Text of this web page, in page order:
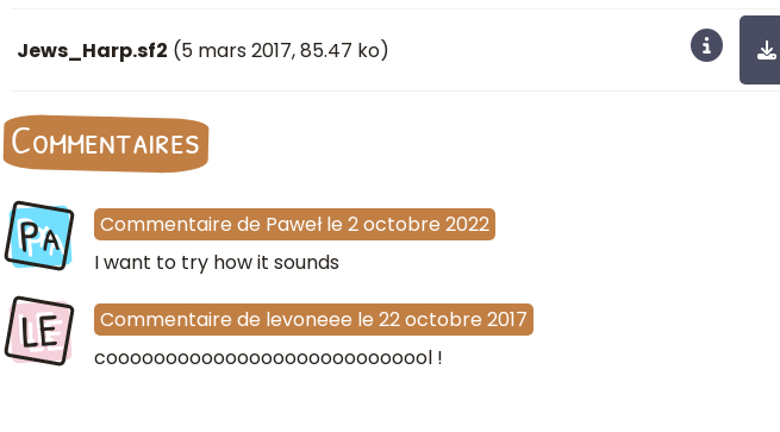
Jews_Harp.sf2 (5 mars 2017, 85.47 ko)
Commentaires
Pa Commentaire de Paweł le 2 octobre 2022
I want to try how it sounds
LE Commentaire de levoneee le 22 octobre 2017
coooooooooooooooooooooooooool !